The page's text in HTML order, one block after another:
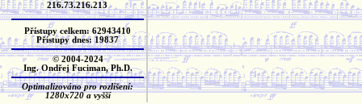
216.73.216.213
Přístupy celkem: 62943410
Přístupy dnes: 19837
© 2004-2024
Ing. Ondřej Fuciman, Ph.D.
Optimalizováno pro rozlišení:
1280x720 a vyšší